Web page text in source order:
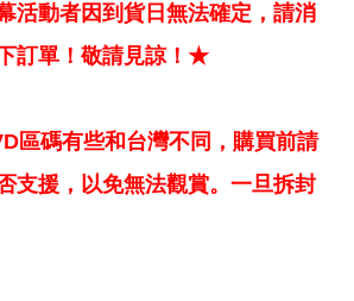
活動者因到貨日無法確定，請消
訂單！敬請見諒！★
區碼有些和台灣不同，購買前請
支援，以免無法觀賞。一旦拆封